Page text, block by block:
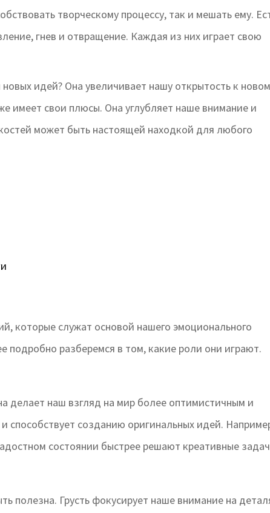
творческому процессу, так и мешать ему.
гнев и отвращение. Каждая из них играет свою
идей? Она увеличивает нашу открытость к
имеет свои плюсы. Она углубляет наше внимание и
может быть настоящей находкой для любого
которые служат основой нашего эмоционального
подробно разберемся в том, какие роли они играют.
делает наш взгляд на мир более оптимистичным и
способствует созданию оригинальных идей.
состоянии быстрее решают креативные
полезна. Грусть фокусирует наше внимание на